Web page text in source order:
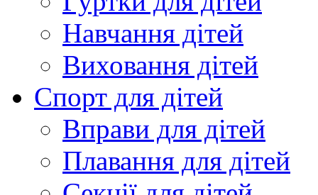
Навчання дітей
Виховання дітей
Спорт для дітей
Вправи для дітей
Плавання для дітей